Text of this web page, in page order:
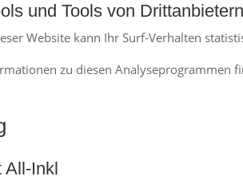
und Tools von Dritt­anbietern
Website kann Ihr Surf-Verhalten
zu diesen Analyseprogrammen
All-Inkl